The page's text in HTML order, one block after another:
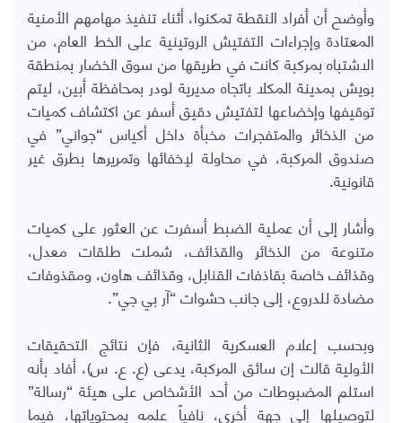
وأوضح أن أفراد النقطة تمكنوا، أثناء تنفيذ مهامهم الأمنية
المعتادة وإجراءات التفتيش الروتينية على الخط العام، من
الاشتباه بمركبة كانت في طريقها من سوق الخضار بمنطقة
بويش بمدينة المكلا باتجاه مديرية لودر بمحافظة أبين، ليتم
توقيفها وإخضاعها لتفتيش دقيق أسفر عن اكتشاف كميات
من الذخائر والمتفجرات مخبأة داخل أكياس “جواني” في
صندوق المركبة، في محاولة لإخفائها وتمريرها بطرق غير
قانونية.
وأشار إلى أن عملية الضبط أسفرت عن العثور على كميات
متنوعة من الذخائر والقذائف، شملت طلقات معدل،
وقذائف خاصة بقاذفات القنابل، وقذائف هاون، ومقذوفات
مضادة للدروع، إلى جانب حشوات “آر بي جي”.
وبحسب إعلام العسكرية الثانية، فإن نتائج التحقيقات
الأولية قالت إن سائق المركبة، يدعى (ع. ع. س)، أفاد بأنه
استلم المضبوطات من أحد الأشخاص على هيئة “رسالة”
لتوصيلها إلى جهة أخرى، نافياً علمه بمحتوياتها، فيما